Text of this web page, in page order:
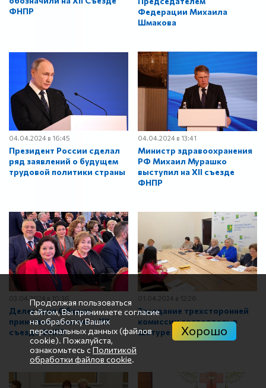
ФНПР
Федерации Михаила
Шмакова
04.04.2024 в 16:45
Президент России сделал
ряд заявлений о будущем
трудовой политики страны
04.04.2024 в 13:41
Министр здравоохранения
РФ Михаил Мурашко
выступил на XII съезде
ФНПР
03.04.2024 в 10:36
Делегация Обкома
принимает участие в XII
съезде ФНПР
01.04.2024 в 12:26
Заседание трехсторонней
комиссии состоялось в
Шатуре
Продолжая пользоваться
сайтом, Вы принимаете согласие
на обработку Ваших
персональных данных (файлов
cookie). Пожалуйста,
ознакомьтесь сПолитикой
обработки файлов cookie.
Хорошо